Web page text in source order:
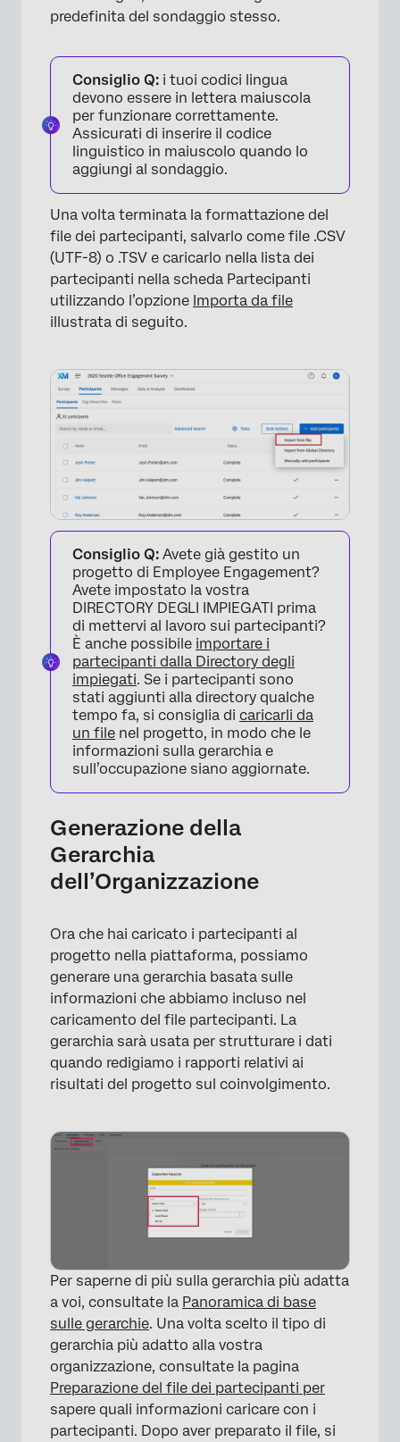
predefinita del sondaggio stesso.
Consiglio Q: i tuoi codici lingua
devono essere in lettera maiuscola
per funzionare correttamente.
Assicurati di inserire il codice
linguistico in maiuscolo quando lo
aggiungi al sondaggio.
Una volta terminata la formattazione del
file dei partecipanti, salvarlo come file .CSV
(UTF-8) o .TSV e caricarlo nella lista dei
partecipanti nella scheda Partecipanti
utilizzando l’opzione Importa da file
illustrata di seguito.
×
Consiglio Q: Avete già gestito un
progetto di Employee Engagement?
Avete impostato la vostra
DIRECTORY DEGLI IMPIEGATI prima
di mettervi al lavoro sui partecipanti?
È anche possibile importare i
partecipanti dalla Directory degli
impiegati. Se i partecipanti sono
stati aggiunti alla directory qualche
tempo fa, si consiglia di caricarli da
un file nel progetto, in modo che le
informazioni sulla gerarchia e
sull’occupazione siano aggiornate.
Generazione della
Gerarchia
dell’Organizzazione
Ora che hai caricato i partecipanti al
progetto nella piattaforma, possiamo
generare una gerarchia basata sulle
informazioni che abbiamo incluso nel
caricamento del file partecipanti. La
gerarchia sarà usata per strutturare i dati
quando redigiamo i rapporti relativi ai
risultati del progetto sul coinvolgimento.
Per saperne di più sulla gerarchia più adatta
a voi, consultate la Panoramica di base
sulle gerarchie. Una volta scelto il tipo di
gerarchia più adatto alla vostra
organizzazione, consultate la pagina
Preparazione del file dei partecipanti per
sapere quali informazioni caricare con i
partecipanti. Dopo aver preparato il file, si